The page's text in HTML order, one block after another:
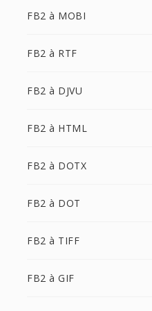
FB2 à MOBI
FB2 à RTF
FB2 à DJVU
FB2 à HTML
FB2 à DOTX
FB2 à DOT
FB2 à TIFF
FB2 à GIF